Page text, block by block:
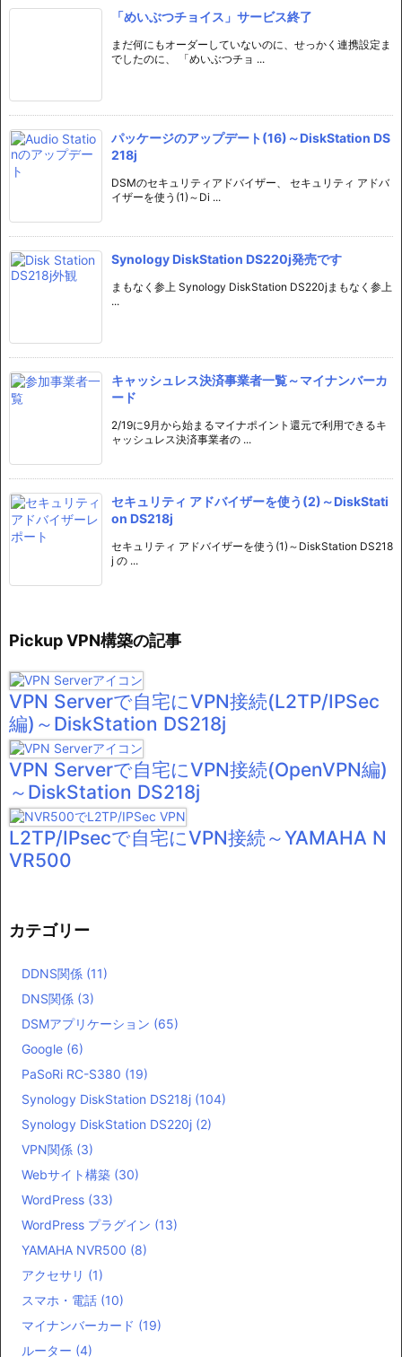
「めいぶつチョイス」サービス終了
まだ何にもオーダーしていないのに、せっかく連携設定ま
でしたのに、 「めいぶつチョ ...
パッケージのアップデート(16)～DiskStation DS
218j
DSMのセキュリティアドバイザー、 セキュリティ アドバ
イザーを使う(1)～Di ...
Synology DiskStation DS220j発売です
まもなく参上 Synology DiskStation DS220jまもなく参上
...
キャッシュレス決済事業者一覧～マイナンバーカ
ード
2/19に9月から始まるマイナポイント還元で利用できるキ
ャッシュレス決済事業者の ...
セキュリティ アドバイザーを使う(2)～DiskStati
on DS218j
セキュリティ アドバイザーを使う(1)～DiskStation DS218
j の ...
Pickup VPN構築の記事
VPN Serverで自宅にVPN接続(L2TP/IPSec
編)～DiskStation DS218j
VPN Serverで自宅にVPN接続(OpenVPN編)
～DiskStation DS218j
L2TP/IPsecで自宅にVPN接続～YAMAHA N
VR500
カテゴリー
DDNS関係 (11)
DNS関係 (3)
DSMアプリケーション (65)
Google (6)
PaSoRi RC-S380 (19)
Synology DiskStation DS218j (104)
Synology DiskStation DS220j (2)
VPN関係 (3)
Webサイト構築 (30)
WordPress (33)
WordPress プラグイン (13)
YAMAHA NVR500 (8)
アクセサリ (1)
スマホ・電話 (10)
マイナンバーカード (19)
ルーター (4)